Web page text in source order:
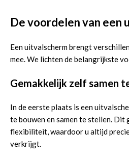
De voordelen van een
Een uitvalscherm brengt
mee. We lichten de belangrijkste
Gemakkelijk zelf samen
In de eerste plaats is een
te bouwen en samen te stellen. Dit
flexibiliteit, waardoor u altijd
verkrijgt.